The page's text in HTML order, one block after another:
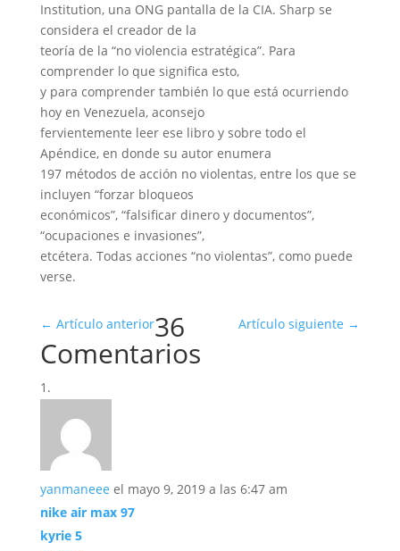
Institution, una ONG pantalla de la CIA. Sharp se
considera el creador de la
teoría de la “no violencia estratégica”. Para
comprender lo que significa esto,
y para comprender también lo que está ocurriendo
hoy en Venezuela, aconsejo
fervientemente leer ese libro y sobre todo el
Apéndice, en donde su autor enumera
197 métodos de acción no violentas, entre los que se
incluyen “forzar bloqueos
económicos”, “falsificar dinero y documentos”,
“ocupaciones e invasiones”,
etcétera. Todas acciones “no violentas”, como puede
verse.
← Artículo anterior Artículo siguiente →
36
Comentarios
yanmaneee el mayo 9, 2019 a las 6:47 am
nike air max 97
kyrie 5